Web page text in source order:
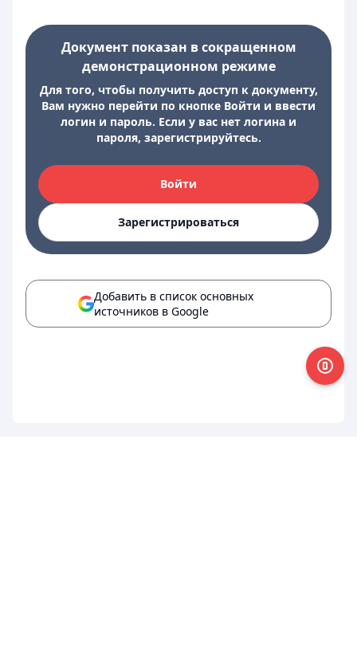
Документ показан в сокращенном
демонстрационном режиме
Для того, чтобы получить доступ к документу,
Вам нужно перейти по кнопке Войти и ввести
логин и пароль. Если у вас нет логина и
пароля, зарегистрируйтесь.
Войти
Зарегистрироваться
Добавить в список основных
источников в Google